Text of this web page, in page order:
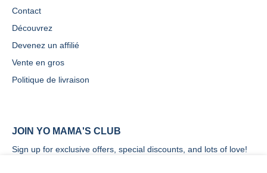
Contact
Découvrez
Devenez un affilié
Vente en gros
Politique de livraison
JOIN YO MAMA'S CLUB
Sign up for exclusive offers, special discounts, and lots of love!